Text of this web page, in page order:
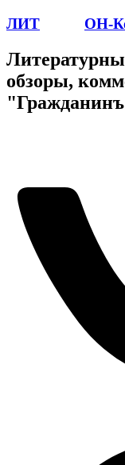
ЛИТ ОН-
обзоры,